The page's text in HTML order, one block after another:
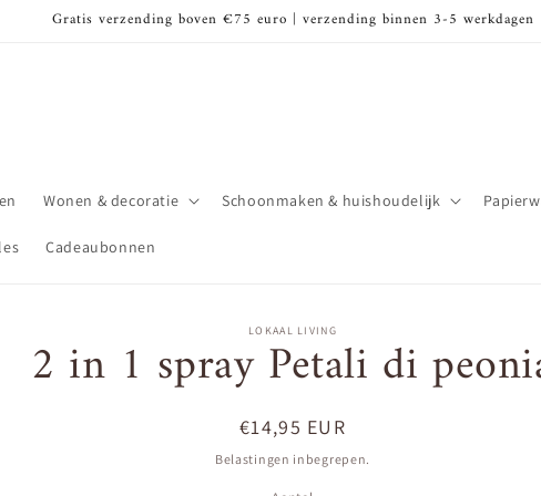
Gratis verzending boven €75 euro | verzending binnen 3-5 werkdagen
Wonen & decoratie Schoonmaken & huishoudelijk
Cadeaubonnen
LOKAAL LIVING
2 in 1 spray Petali di
Normale
prijs
€14,95 EUR
Belastingen inbegrepen.